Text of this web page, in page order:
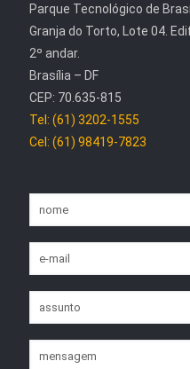
Parque Tecnológico de
Granja do Torto, Lote 04.
2º andar.
Brasília – DF
CEP: 70.635-815
Tel: (61) 3202-1555
Cel: (61) 98419-7823